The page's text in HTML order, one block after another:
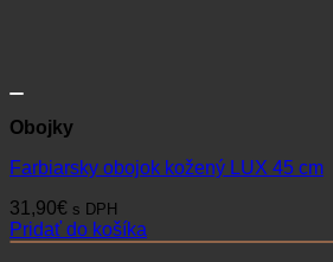
Obojky
Farbiarsky obojok kožený LUX 45 cm
31,90€ s DPH
Pridať do košíka